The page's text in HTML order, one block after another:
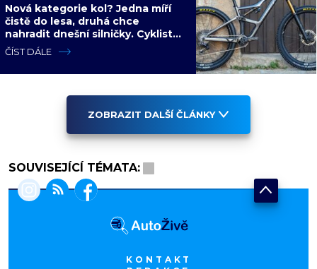
Nová kategorie kol? Jedna míří
čistě do lesa, druhá chce
nahradit dnešní silničky. Cyklisté
mají rozporuplné názory
ČÍST DÁLE
ZOBRAZIT DALŠÍ ČLÁNKY
SOUVISEJÍCÍ TÉMATA:
KONTAKT